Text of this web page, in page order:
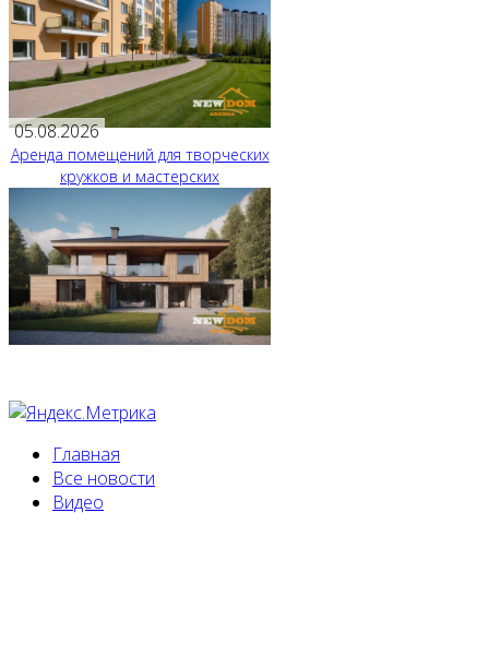
05.08.2026
Аренда помещений для творческих
кружков и мастерских
Главная
Все новости
Видео